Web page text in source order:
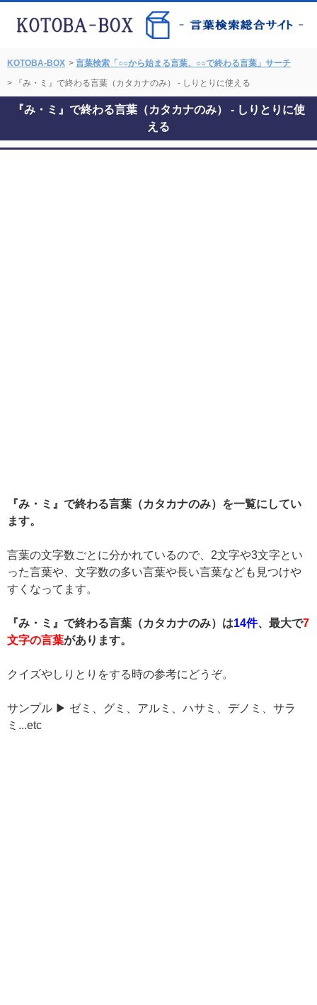
KOTOBA-BOX > 言葉検索「○○から始まる言葉、○○で終わる言葉」サーチ
> 『み・ミ』で終わる言葉（カタカナのみ） - しりとりに使える
『み・ミ』で終わる言葉（カタカナのみ） - しりとりに使
える
『み・ミ』で終わる言葉（カタカナのみ）を一覧にしてい
ます。
言葉の文字数ごとに分かれているので、2文字や3文字とい
った言葉や、文字数の多い言葉や長い言葉なども見つけや
すくなってます。
『み・ミ』で終わる言葉（カタカナのみ）は14件、最大で7
文字の言葉があります。
クイズやしりとりをする時の参考にどうぞ。
サンプル ▶ ゼミ、グミ、アルミ、ハサミ、デノミ、サラ
ミ...etc